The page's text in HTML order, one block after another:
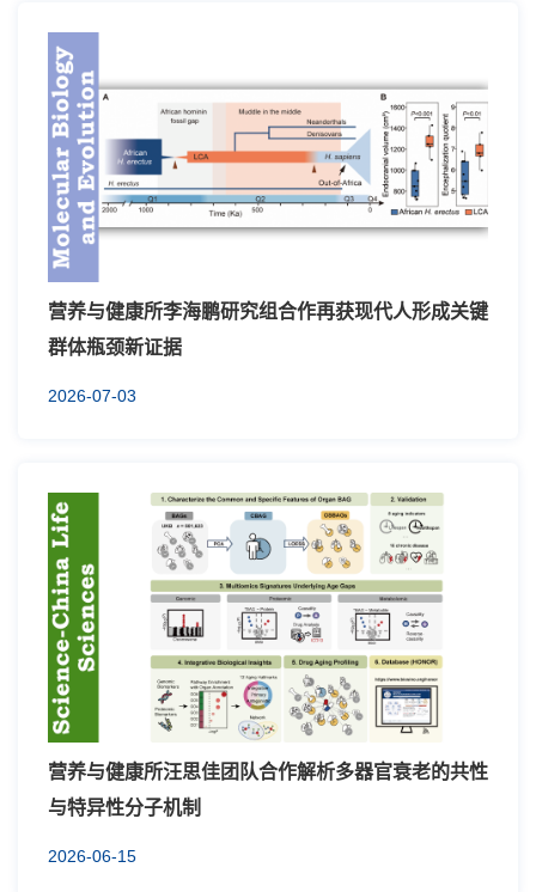
营养与健康所李海鹏研究组合作再获现代人形成关键
群体瓶颈新证据
2026-07-03
营养与健康所汪思佳团队合作解析多器官衰老的共性
与特异性分子机制
2026-06-15